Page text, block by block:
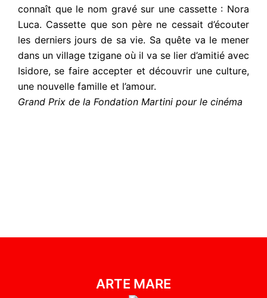
connaît que le nom gravé sur une cassette : Nora
Luca. Cassette que son père ne cessait d’écouter
les derniers jours de sa vie. Sa quête va le mener
dans un village tzigane où il va se lier d’amitié avec
Isidore, se faire accepter et découvrir une culture,
une nouvelle famille et l’amour.
Grand Prix de la Fondation Martini pour le cinéma
ARTE MARE